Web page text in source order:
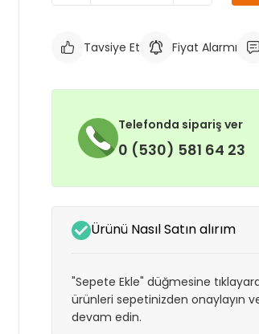
Tavsiye Et Fiyat Alarmı
Telefonda sipariş ver
0 (530) 581 64 23
Ürünü Nasıl Satın alırım
"Sepete Ekle" düğmesine
ürünleri sepetinizden onaylayın
devam edin.